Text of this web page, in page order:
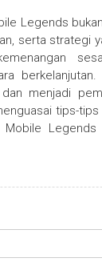
Legends
serta strategi
menjadi
tips-
Mobile